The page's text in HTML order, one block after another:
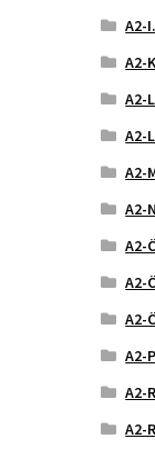
A2-
A2-
A2-
A2-
A2-
A2-
A2-
A2-
A2-
A2-
A2-
A2-